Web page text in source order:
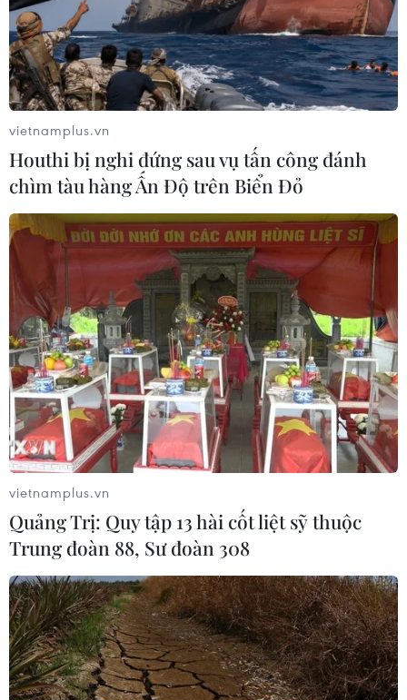
vietnamplus.vn
Houthi bị nghi đứng sau vụ tấn công đánh
chìm tàu hàng Ấn Độ trên Biển Đỏ
vietnamplus.vn
Quảng Trị: Quy tập 13 hài cốt liệt sỹ thuộc
Trung đoàn 88, Sư đoàn 308